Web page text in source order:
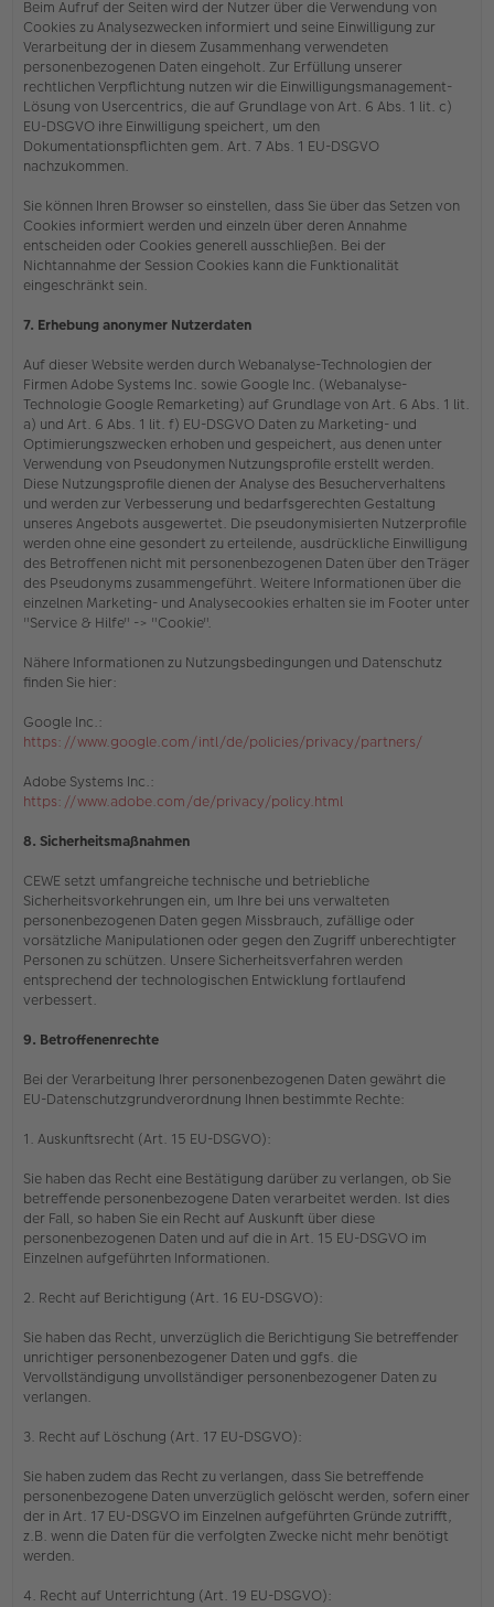
Beim Aufruf der Seiten wird der Nutzer über die Verwendung von
Cookies zu Analysezwecken informiert und seine Einwilligung zur
Verarbeitung der in diesem Zusammenhang verwendeten
personenbezogenen Daten eingeholt. Zur Erfüllung unserer
rechtlichen Verpflichtung nutzen wir die Einwilligungsmanagement-
Lösung von Usercentrics, die auf Grundlage von Art. 6 Abs. 1 lit. c)
EU-DSGVO ihre Einwilligung speichert, um den
Dokumentationspflichten gem. Art. 7 Abs. 1 EU-DSGVO
nachzukommen.
Sie können Ihren Browser so einstellen, dass Sie über das Setzen von
Cookies informiert werden und einzeln über deren Annahme
entscheiden oder Cookies generell ausschließen. Bei der
Nichtannahme der Session Cookies kann die Funktionalität
eingeschränkt sein.
7. Erhebung anonymer Nutzerdaten
Auf dieser Website werden durch Webanalyse-Technologien der
Firmen Adobe Systems Inc. sowie Google Inc. (Webanalyse-
Technologie Google Remarketing) auf Grundlage von Art. 6 Abs. 1 lit.
a) und Art. 6 Abs. 1 lit. f) EU-DSGVO Daten zu Marketing- und
Optimierungszwecken erhoben und gespeichert, aus denen unter
Verwendung von Pseudonymen Nutzungsprofile erstellt werden.
Diese Nutzungsprofile dienen der Analyse des Besucherverhaltens
und werden zur Verbesserung und bedarfsgerechten Gestaltung
unseres Angebots ausgewertet. Die pseudonymisierten Nutzerprofile
werden ohne eine gesondert zu erteilende, ausdrückliche Einwilligung
des Betroffenen nicht mit personenbezogenen Daten über den Träger
des Pseudonyms zusammengeführt. Weitere Informationen über die
einzelnen Marketing- und Analysecookies erhalten sie im Footer unter
"Service & Hilfe" -> "Cookie".
Nähere Informationen zu Nutzungsbedingungen und Datenschutz
finden Sie hier:
Google Inc.:
https://www.google.com/intl/de/policies/privacy/partners/
Adobe Systems Inc.:
https://www.adobe.com/de/privacy/policy.html
8. Sicherheitsmaßnahmen
CEWE setzt umfangreiche technische und betriebliche
Sicherheitsvorkehrungen ein, um Ihre bei uns verwalteten
personenbezogenen Daten gegen Missbrauch, zufällige oder
vorsätzliche Manipulationen oder gegen den Zugriff unberechtigter
Personen zu schützen. Unsere Sicherheitsverfahren werden
entsprechend der technologischen Entwicklung fortlaufend
verbessert.
9. Betroffenenrechte
Bei der Verarbeitung Ihrer personenbezogenen Daten gewährt die
EU-Datenschutzgrundverordnung Ihnen bestimmte Rechte:
1. Auskunftsrecht (Art. 15 EU-DSGVO):
Sie haben das Recht eine Bestätigung darüber zu verlangen, ob Sie
betreffende personenbezogene Daten verarbeitet werden. Ist dies
der Fall, so haben Sie ein Recht auf Auskunft über diese
personenbezogenen Daten und auf die in Art. 15 EU-DSGVO im
Einzelnen aufgeführten Informationen.
2. Recht auf Berichtigung (Art. 16 EU-DSGVO):
Sie haben das Recht, unverzüglich die Berichtigung Sie betreffender
unrichtiger personenbezogener Daten und ggfs. die
Vervollständigung unvollständiger personenbezogener Daten zu
verlangen.
3. Recht auf Löschung (Art. 17 EU-DSGVO):
Sie haben zudem das Recht zu verlangen, dass Sie betreffende
personenbezogene Daten unverzüglich gelöscht werden, sofern einer
der in Art. 17 EU-DSGVO im Einzelnen aufgeführten Gründe zutrifft,
z.B. wenn die Daten für die verfolgten Zwecke nicht mehr benötigt
werden.
4. Recht auf Unterrichtung (Art. 19 EU-DSGVO):